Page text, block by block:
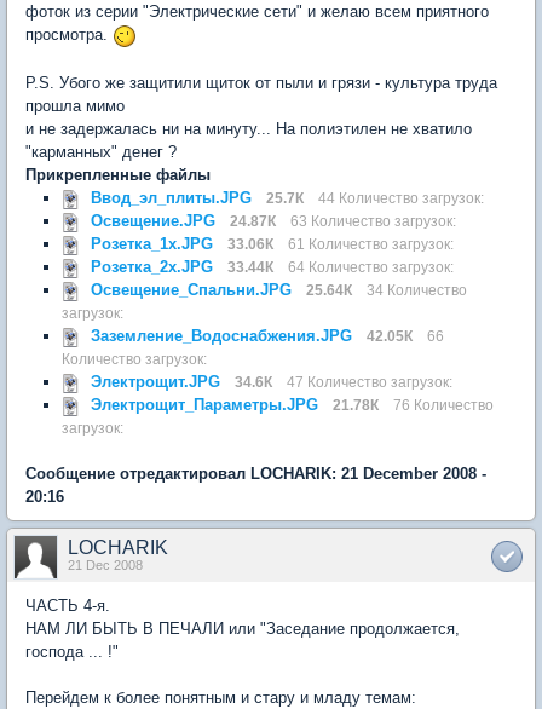
фоток из серии "Электрические сети" и желаю всем приятного
просмотра.
P.S. Убого же защитили щиток от пыли и грязи - культура труда
прошла мимо
и не задержалась ни на минуту... На полиэтилен не хватило
"карманных" денег ?
Прикрепленные файлы
Ввод_эл_плиты.JPG
25.7К 44 Количество загрузок:
Освещение.JPG 24.87К 63 Количество загрузок:
Розетка_1x.JPG 33.06К 61 Количество загрузок:
Розетка_2x.JPG 33.44К 64 Количество загрузок:
Освещение_Спальни.JPG 25.64К
34 Количество
загрузок:
Заземление_Водоснабжения.JPG 42.05К
66
Количество загрузок:
Электрощит.JPG 34.6К 47 Количество загрузок:
Электрощит_Параметры.JPG 21.78К
76 Количество
загрузок:
Сообщение отредактировал LOCHARIK: 21 December 2008 -
20:16
LOCHARIK
21 Dec 2008
ЧАСТЬ 4-я.
НАМ ЛИ БЫТЬ В ПЕЧАЛИ или "Заседание продолжается,
господа ... !"
Перейдем к более понятным и стару и младу темам: